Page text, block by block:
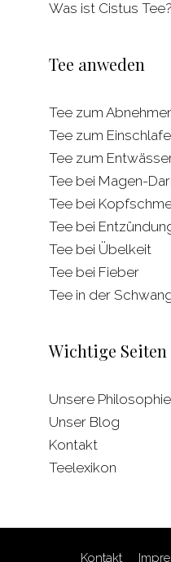
Was ist Cistus Tee?
Tee anweden
Tee zum
Tee zum
Tee zum
Tee bei Magen-
Tee bei
Tee bei
Tee bei Übelkeit
Tee bei Fieber
Tee in der
Wichtige Seiten
Unsere Philosophie
Unser Blog
Kontakt
Teelexikon
Kontakt